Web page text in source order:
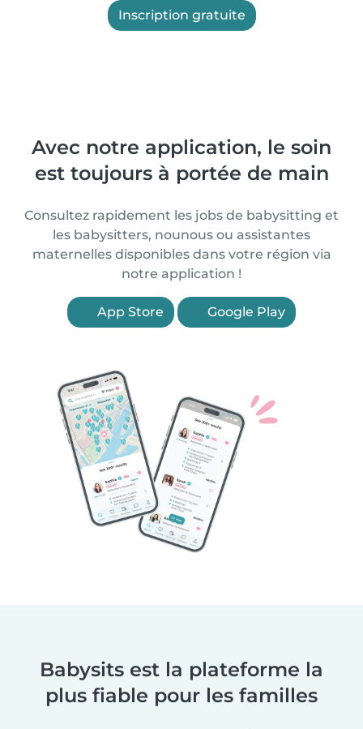
Inscription gratuite
Avec notre application, le soin
est toujours à portée de main
Consultez rapidement les jobs de babysitting et
les babysitters, nounous ou assistantes
maternelles disponibles dans votre région via
notre application !
App Store Google Play
Babysits est la plateforme la
plus fiable pour les familles